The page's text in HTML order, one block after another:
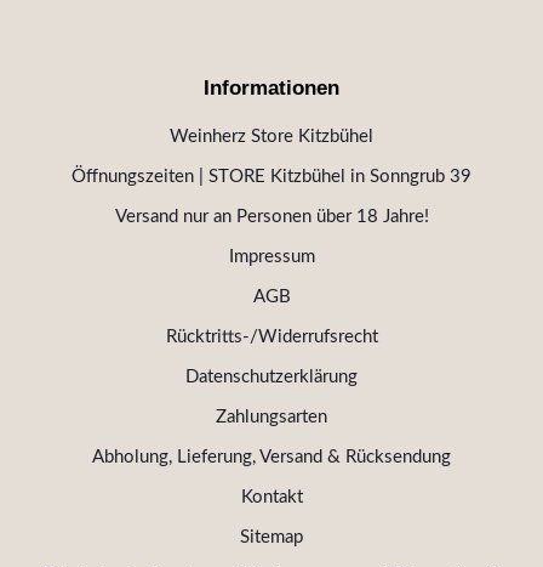
Informationen
Weinherz Store Kitzbühel
Öffnungszeiten | STORE Kitzbühel in Sonngrub 39
Versand nur an Personen über 18 Jahre!
Impressum
AGB
Rücktritts-/Widerrufsrecht
Datenschutzerklärung
Zahlungsarten
Abholung, Lieferung, Versand & Rücksendung
Kontakt
Sitemap